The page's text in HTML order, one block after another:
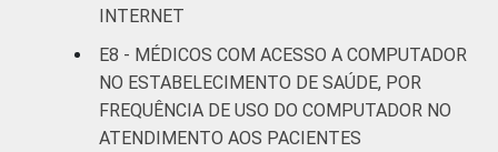
disposição, para uso no estabelecimento, um
dos quatro seguintes equipamentos:
computador de mesa, computador portátil,
tablet ou celular.
INTERNET
E8 - MÉDICOS COM ACESSO A COMPUTADOR
NO ESTABELECIMENTO DE SAÚDE, POR
FREQUÊNCIA DE USO DO COMPUTADOR NO
ATENDIMENTO AOS PACIENTES